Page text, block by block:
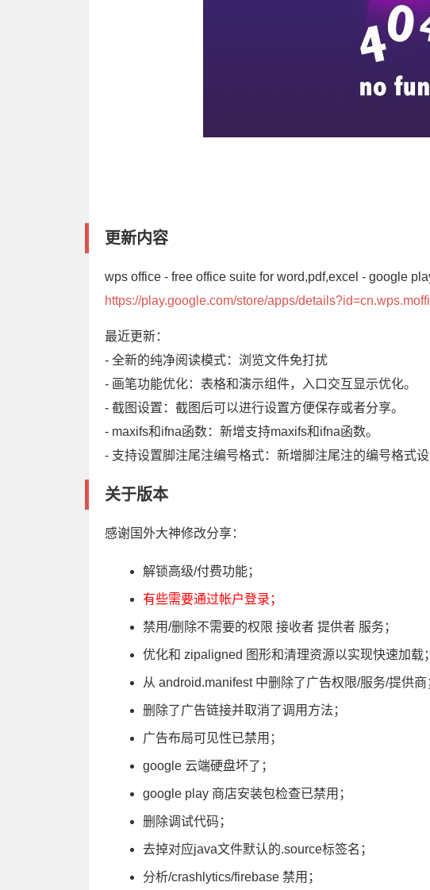
更新内容
wps office - free office suite for word,pdf,excel - google
https://play.google.com/store/apps/
最近更新：
- 全新的纯净阅读模式：浏览文件免打扰
- 画笔功能优化：表格和演示组件，入口交互显示优化。
- 截图设置：截图后可以进行设置方便保存或者分享。
- maxifs和ifna函数：新增支持maxifs和ifna函数。
- 支持设置脚注尾注编号格式：新增脚注尾注的编号格式
关于版本
感谢国外大神修改分享：
解锁高级/付费功能；
有些需要通过帐户登录；
禁用/删除不需要的权限 接收者 提供者 服务；
优化和 zipaligned 图形和清理资源以实现快速加载；
从 android.manifest 中删除了广告权限/服务/提供商
删除了广告链接并取消了调用方法；
广告布局可见性已禁用；
google 云端硬盘坏了；
google play 商店安装包检查已禁用；
删除调试代码；
去掉对应java文件默认的.source标签名；
分析/crashlytics/firebase 禁用；